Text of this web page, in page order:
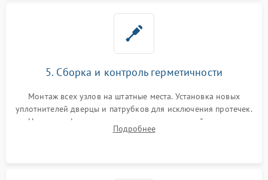
5. Сборка и контроль герметичности
Монтаж всех узлов на штатные места. Установка новых
уплотнителей дверцы и патрубков для исключения протечек.
Надежная фиксация хомутов гидравлической системы,
сборка корпуса и установка датчика поплавка.
Подробнее